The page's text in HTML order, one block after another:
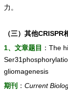
力。
（三）其他CRISPR
1、文章题目 ：The
gliomagenesis
期刊 ： Current